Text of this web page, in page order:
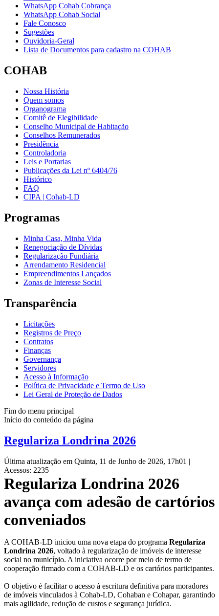
WhatsApp Cohab Cobrança
WhatsApp Cohab Social
Fale Conosco
Sugestões
Ouvidoria-Geral
Lista de Documentos para cadastro na COHAB
COHAB
Nossa História
Quem somos
Organograma
Comitê de Elegibilidade
Conselho Municipal de Habitação
Conselhos Remunerados
Presidência
Controladoria
Leis e Portarias
Publicações da Lei nº 6404/76
Histórico
FAQ
CIPA | Cohab-LD
Programas
Minha Casa, Minha Vida
Renegociação de Dívidas
Regularização Fundiária
Arrendamento Residencial
Empreendimentos Lançados
Zonas de Interesse Social
Transparência
Licitações
Registros de Preço
Contratos
Finanças
Governança
Servidores
Acesso à Informação
Política de Privacidade e Termo de Uso
Lei Geral de Proteção de Dados
Fim do menu principal
Início do conteúdo da página
Regulariza Londrina 2026
Última atualização em Quinta, 11 de Junho de 2026, 17h01 |
Acessos: 2235
Regulariza Londrina 2026
avança com adesão de cartórios
conveniados
A COHAB-LD iniciou uma nova etapa do programa Regulariza
Londrina 2026, voltado à regularização de imóveis de interesse
social no município. A iniciativa ocorre por meio de termo de
cooperação firmado com a COHAB-LD e os cartórios participantes.
O objetivo é facilitar o acesso à escritura definitiva para moradores
de imóveis vinculados à Cohab-LD, Cohaban e Cohapar, garantindo
mais agilidade, redução de custos e segurança jurídica.